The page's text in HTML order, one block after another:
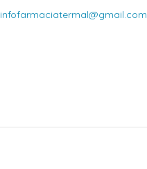
infofarmaciatermal@gmail.com